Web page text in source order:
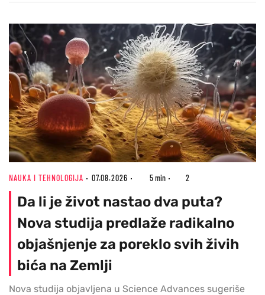
NAUKA I TEHNOLOGIJA 07.08.2026 5 min 2
Da li je život nastao dva puta?
Nova studija predlaže radikalno
objašnjenje za poreklo svih živih
bića na Zemlji
Nova studija objavljena u Science Advances sugeriše